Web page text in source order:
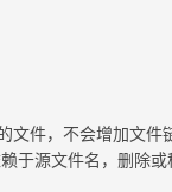
文件，不会增加文件
于源文件名，删除或